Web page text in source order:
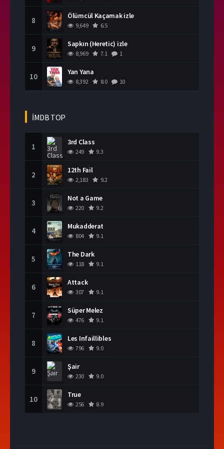
8 Ölümcül Kaçamak izle
9,649 6.5
9 Sapkın (Heretic) izle
8,969 7.1 1
10 Yan Yana
8,392 8.0 10
İMDB TOP
1 3rd Class
249 9.3
2 12th Fail
2,183 9.2
3 Not a Game
220 9.2
4 Mukadderat
804 9.1
5 The Dark
118 9.1
6 Attack
307 9.1
7 Süper Melez
476 9.1
8 Les Infaillibles
796 9.0
9 Şair
230 9.0
10 True
256 8.9